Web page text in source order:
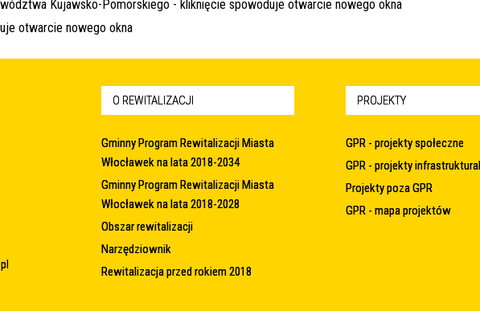
O REWITALIZACJI
Gminny Program Rewitalizacji Miasta
Włocławek na lata 2018-2034
Gminny Program Rewitalizacji Miasta
Włocławek na lata 2018-2028
Obszar rewitalizacji
Narzędziownik
Rewitalizacja przed rokiem 2018
PROJEKTY
GPR - projekty społeczne
GPR - projekty
Projekty poza GPR
GPR - mapa projektów